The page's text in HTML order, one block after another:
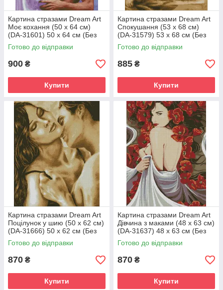
Картина стразами Dream Art
Моє кохання (50 х 64 см)
(DA-31601) 50 х 64 см (Без
підрамника)
Готово до відправки
900 ₴
Купити
Картина стразами Dream Art
Спокушання (53 х 68 см)
(DA-31579) 53 х 68 см (Без
підрамника)
Готово до відправки
885 ₴
Купити
Картина стразами Dream Art
Поцілунок у шию (50 х 62 см)
(DA-31666) 50 х 62 см (Без
підрамника)
Готово до відправки
870 ₴
Купити
Картина стразами Dream Art
Дівчина з маками (48 х 63 см)
(DA-31637) 48 х 63 см (Без
підрамника)
Готово до відправки
870 ₴
Купити